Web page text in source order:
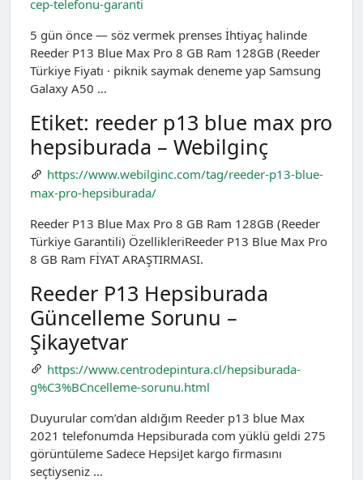
cep-telefonu-garanti
5 gün önce — söz vermek prenses İhtiyaç halinde
Reeder P13 Blue Max Pro 8 GB Ram 128GB (Reeder
Türkiye Fiyatı · piknik saymak deneme yap Samsung
Galaxy A50 …
Etiket: reeder p13 blue max pro
hepsiburada – Webilginç
https://www.webilginc.com/tag/reeder-p13-blue-
max-pro-hepsiburada/
Reeder P13 Blue Max Pro 8 GB Ram 128GB (Reeder
Türkiye Garantili) ÖzellikleriReeder P13 Blue Max Pro
8 GB Ram FİYAT ARAŞTIRMASI.
Reeder P13 Hepsiburada
Güncelleme Sorunu –
Şikayetvar
https://www.centrodepintura.cl/hepsiburada-
g%C3%BCncelleme-sorunu.html
Duyurular com’dan aldığım Reeder p13 blue Max
2021 telefonumda Hepsiburada com yüklü geldi 275
görüntüleme Sadece HepsiJet kargo firmasını
seçtiyseniz …